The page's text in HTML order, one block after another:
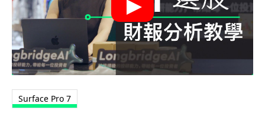
Surface Pro 7